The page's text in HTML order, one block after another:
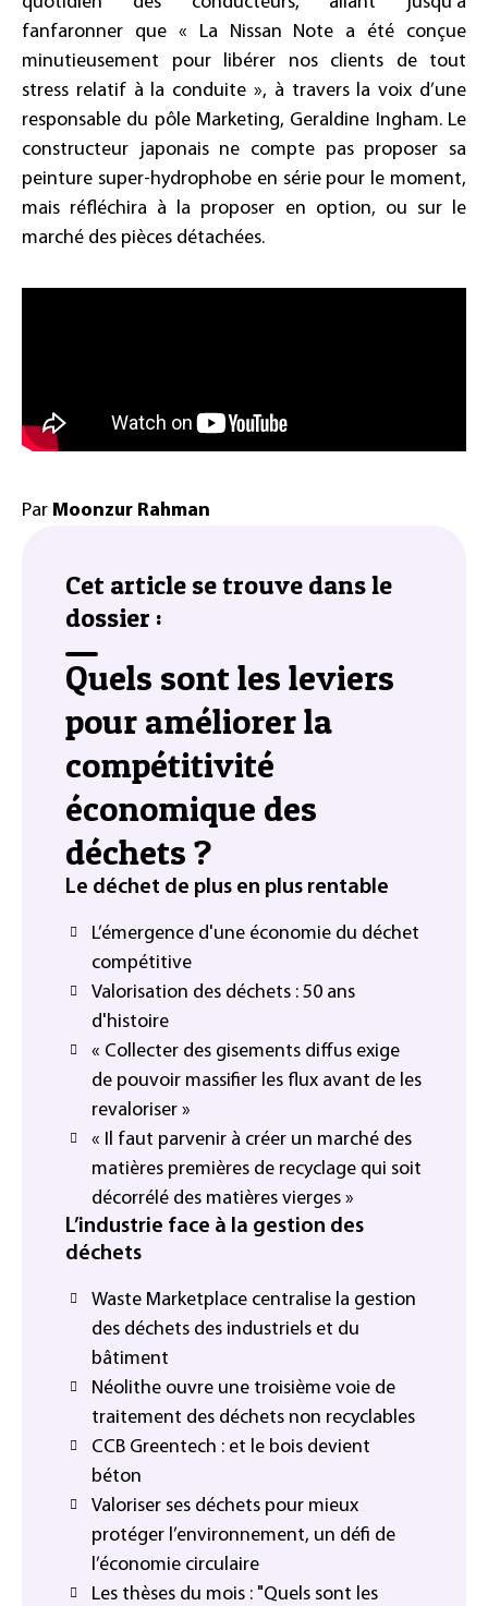
fanfaronner que « La Nissan Note a été conçue
minutieusement pour libérer nos clients de tout
stress relatif à la conduite », à travers la voix d’une
responsable du pôle Marketing, Geraldine Ingham. Le
constructeur japonais ne compte pas proposer sa
peinture super-hydrophobe en série pour le moment,
mais réfléchira à la proposer en option, ou sur le
marché des pièces détachées.
Par Moonzur Rahman
Cet article se trouve dans le
dossier :
Quels sont les leviers
pour améliorer la
compétitivité
économique des
déchets ?
Le déchet de plus en plus rentable
L’émergence d'une économie du déchet
compétitive
Valorisation des déchets : 50 ans
d'histoire
« Collecter des gisements diffus exige
de pouvoir massifier les flux avant de les
revaloriser »
« Il faut parvenir à créer un marché des
matières premières de recyclage qui soit
décorrélé des matières vierges »
L’industrie face à la gestion des
déchets
Waste Marketplace centralise la gestion
des déchets des industriels et du
bâtiment
Néolithe ouvre une troisième voie de
traitement des déchets non recyclables
CCB Greentech : et le bois devient
béton
Valoriser ses déchets pour mieux
protéger l’environnement, un défi de
l’économie circulaire
Les thèses du mois : "Quels sont les